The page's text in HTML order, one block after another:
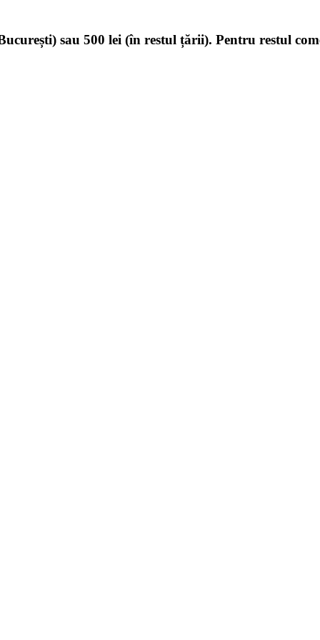
sau 500 lei (în restul țării). Pentru restul